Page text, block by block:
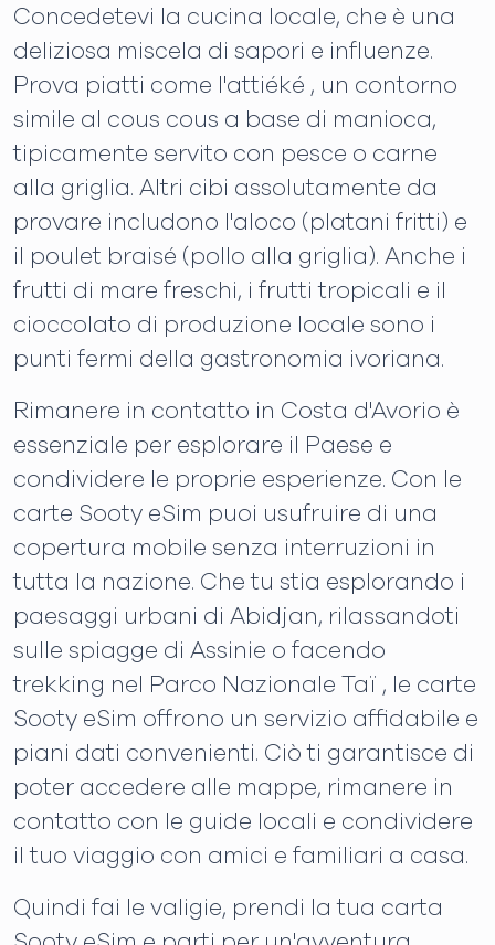
Concedetevi la cucina locale, che è una
deliziosa miscela di sapori e influenze.
Prova piatti come l'attiéké , un contorno
simile al cous cous a base di manioca,
tipicamente servito con pesce o carne
alla griglia. Altri cibi assolutamente da
provare includono l'aloco (platani fritti) e
il poulet braisé (pollo alla griglia). Anche i
frutti di mare freschi, i frutti tropicali e il
cioccolato di produzione locale sono i
punti fermi della gastronomia ivoriana.
Rimanere in contatto in Costa d'Avorio è
essenziale per esplorare il Paese e
condividere le proprie esperienze. Con le
carte Sooty eSim puoi usufruire di una
copertura mobile senza interruzioni in
tutta la nazione. Che tu stia esplorando i
paesaggi urbani di Abidjan, rilassandoti
sulle spiagge di Assinie o facendo
trekking nel Parco Nazionale Taï , le carte
Sooty eSim offrono un servizio affidabile e
piani dati convenienti. Ciò ti garantisce di
poter accedere alle mappe, rimanere in
contatto con le guide locali e condividere
il tuo viaggio con amici e familiari a casa.
Quindi fai le valigie, prendi la tua carta